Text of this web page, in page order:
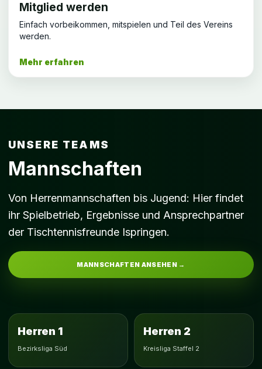
Mitglied werden
Einfach vorbeikommen, mitspielen und Teil des Vereins
werden.
Mehr erfahren
UNSERE TEAMS
Mannschaften
Von Herrenmannschaften bis Jugend: Hier findet
ihr Spielbetrieb, Ergebnisse und Ansprechpartner
der Tischtennisfreunde Ispringen.
MANNSCHAFTEN ANSEHEN →
Herren 1
Bezirksliga Süd
Herren 2
Kreisliga Staffel 2